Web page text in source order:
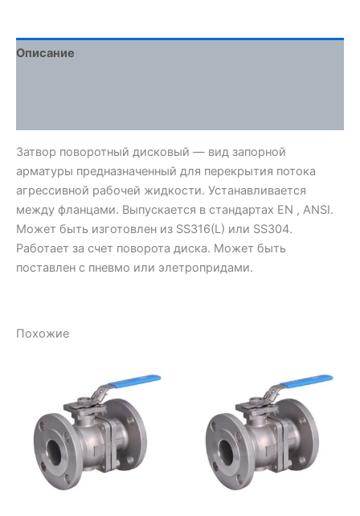
Описание
Затвор поворотный дисковый — вид запорной
арматуры предназначенный для перекрытия потока
агрессивной рабочей жидкости. Устанавливается
между фланцами. Выпускается в стандартах EN , ANSI.
Может быть изготовлен из SS316(L) или SS304.
Работает за счет поворота диска. Может быть
поставлен с пневмо или элетропридами.
Похожие